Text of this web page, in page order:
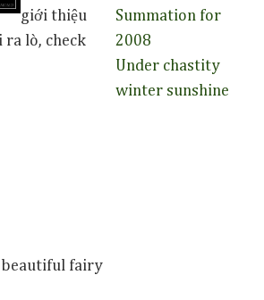
Summation for
2008
Under chastity
winter sunshine
giới thiệu
ra lò, check
beautiful fairy